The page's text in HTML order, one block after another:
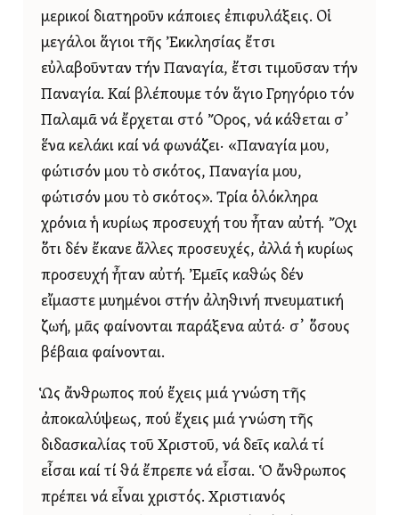
μερικοί διατηροῦν κάποιες ἐπιφυλάξεις. Οἱ
μεγάλοι ἅγιοι τῆς Ἐκκλησίας ἔτσι
εὐλαβοῦνταν τήν Παναγία, ἔτσι τιμοῦσαν τήν
Παναγία. Καί βλέπουμε τόν ἅγιο Γρηγόριο τόν
Παλαμᾶ νά ἔρχεται στό Ὄρος, νά κάθεται σ᾿
ἕνα κελάκι καί νά φωνάζει· «Παναγία μου,
φώτισόν μου τὸ σκότος, Παναγία μου,
φώτισόν μου τὸ σκότος». Τρία ὁλόκληρα
χρόνια ἡ κυρίως προσευχή του ἦταν αὐτή. Ὄχι
ὅτι δέν ἔκανε ἄλλες προσευχές, ἀλλά ἡ κυρίως
προσευχή ἦταν αὐτή. Ἐμεῖς καθώς δέν
εἴμαστε μυημένοι στήν ἀληθινή πνευματική
ζωή, μᾶς φαίνονται παράξενα αὐτά· σ᾿ ὅσους
βέβαια φαίνονται.
Ὡς ἄνθρωπος πού ἔχεις μιά γνώση τῆς
ἀποκαλύψεως, πού ἔχεις μιά γνώση τῆς
διδασκαλίας τοῦ Χριστοῦ, νά δεῖς καλά τί
εἶσαι καί τί θά ἔπρεπε νά εἶσαι. Ὁ ἄνθρωπος
πρέπει νά εἶναι χριστός. Χριστιανός